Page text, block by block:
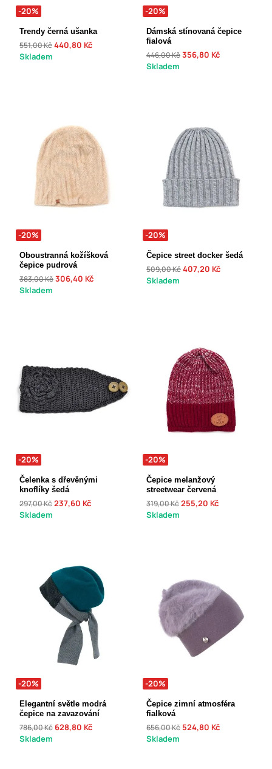
-20%
Trendy černá ušanka
551,00 Kč440,80 Kč
Skladem
-20%
Dámská stínovaná čepice
fialová
446,00 Kč356,80 Kč
Skladem
-20%
Oboustranná kožíšková
čepice pudrová
383,00 Kč306,40 Kč
Skladem
-20%
Čepice street docker šedá
509,00 Kč407,20 Kč
Skladem
-20%
Čelenka s dřevěnými
knoflíky šedá
297,00 Kč237,60 Kč
Skladem
-20%
Čepice melanžový
streetwear červená
319,00 Kč255,20 Kč
Skladem
-20%
Elegantní světle modrá
čepice na zavazování
786,00 Kč 628,80 Kč
Skladem
-20%
Čepice zimní atmosféra
fialková
656,00 Kč 524,80 Kč
Skladem